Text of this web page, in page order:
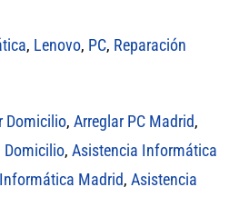
, Lenovo, PC, Reparación
Domicilio, Arreglar PC Madrid,
Domicilio, Asistencia Informática
Madrid, Asistencia